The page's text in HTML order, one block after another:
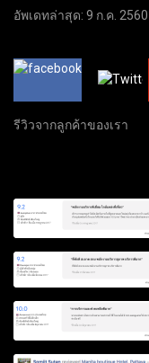
อัพเดทล่าสุด: 9 ก.ค. 2560
รีวิวจากลูกค้าของเรา